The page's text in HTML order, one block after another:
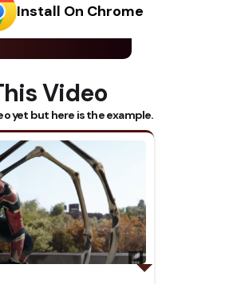
Install On Chrome
Video
yet but here is the example.